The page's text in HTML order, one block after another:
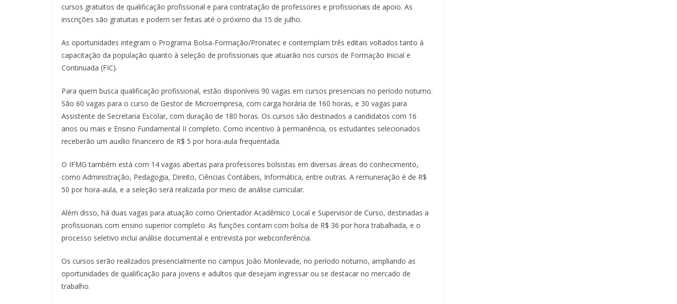
cursos gratuitos de qualificação profissional e para contratação de professores e profissionais de apoio. As
inscrições são gratuitas e podem ser feitas até o próximo dia 15 de julho.
As oportunidades integram o Programa Bolsa-Formação/Pronatec e contemplam três editais voltados tanto à
capacitação da população quanto à seleção de profissionais que atuarão nos cursos de Formação Inicial e
Continuada (FIC).
Para quem busca qualificação profissional, estão disponíveis 90 vagas em cursos presenciais no período noturno.
São 60 vagas para o curso de Gestor de Microempresa, com carga horária de 160 horas, e 30 vagas para
Assistente de Secretaria Escolar, com duração de 180 horas. Os cursos são destinados a candidatos com 16
anos ou mais e Ensino Fundamental II completo. Como incentivo à permanência, os estudantes selecionados
receberão um auxílio financeiro de R$ 5 por hora-aula frequentada.
O IFMG também está com 14 vagas abertas para professores bolsistas em diversas áreas do conhecimento,
como Administração, Pedagogia, Direito, Ciências Contábeis, Informática, entre outras. A remuneração é de R$
50 por hora-aula, e a seleção será realizada por meio de análise curricular.
Além disso, há duas vagas para atuação como Orientador Acadêmico Local e Supervisor de Curso, destinadas a
profissionais com ensino superior completo. As funções contam com bolsa de R$ 36 por hora trabalhada, e o
processo seletivo inclui análise documental e entrevista por webconferência.
Os cursos serão realizados presencialmente no campus João Monlevade, no período noturno, ampliando as
oportunidades de qualificação para jovens e adultos que desejam ingressar ou se destacar no mercado de
trabalho.